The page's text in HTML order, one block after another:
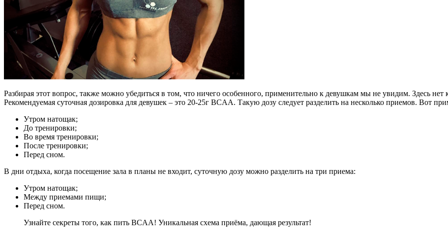
Разбирая этот вопрос, также можно убедиться в том, что ничего особенного, применительно к девушкам мы не увидим. Здесь
Рекомендуемая суточная дозировка для девушек – это 20-25г BCAA. Такую дозу следует разделить на несколько приемов. Вот
Утром натощак;
До тренировки;
Во время тренировки;
После тренировки;
Перед сном.
В дни отдыха, когда посещение зала в планы не входит, суточную дозу можно разделить на три приема:
Утром натощак;
Между приемами пищи;
Перед сном.
Узнайте секреты того, как пить BCAA! Уникальная схема приёма, дающая результат!